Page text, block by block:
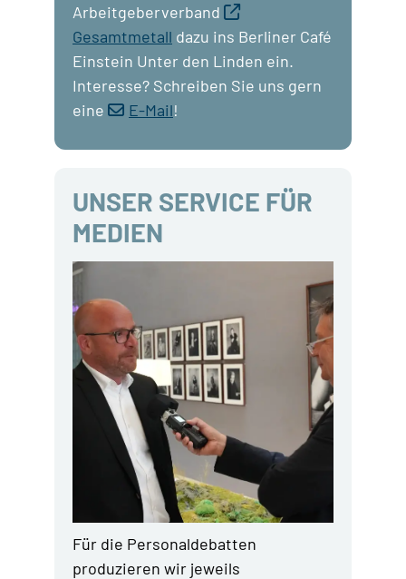
Arbeitgeberverband
Gesamtmetall dazu ins Berliner Café
Einstein Unter den Linden ein.
Interesse? Schreiben Sie uns gern
eine
E-Mail!
UNSER SERVICE FÜR
MEDIEN
Für die Personaldebatten
produzieren wir jeweils